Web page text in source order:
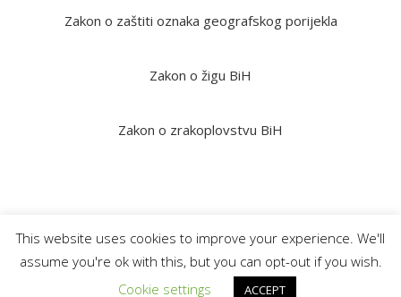
Zakon o zaštiti oznaka geografskog porijekla
Zakon o žigu BiH
Zakon o zrakoplovstvu BiH
© 2025krdzaliclaw.comAll rights reserved | Web Design "CanaC"
Politika privatnosti
This website uses cookies to improve your experience. We'll
assume you're ok with this, but you can opt-out if you wish.
Cookie settings
ACCEPT